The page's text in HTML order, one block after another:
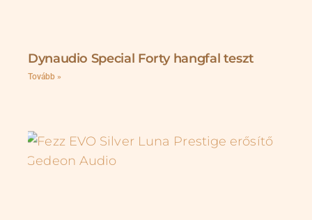
Dynaudio Special Forty hangfal teszt
Tovább »